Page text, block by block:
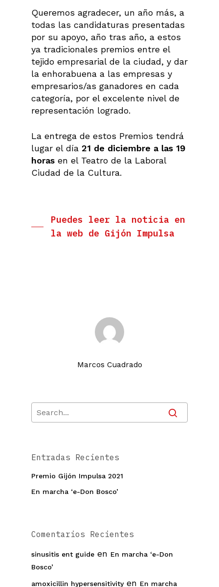
Queremos agradecer, un año más, a
todas las candidaturas presentadas
por su apoyo, año tras año, a estos
ya tradicionales premios entre el
tejido empresarial de la ciudad, y dar
la enhorabuena a las empresas y
empresarios/as ganadores en cada
categoría, por el excelente nivel de
representación logrado.
La entrega de estos Premios tendrá
lugar el día 21 de diciembre a las 19
horas en el Teatro de la Laboral
Ciudad de la Cultura.
Puedes leer la noticia en
la web de Gijón Impulsa
Marcos Cuadrado
Entradas Recientes
Premio Gijón Impulsa 2021
En marcha ‘e-Don Bosco’
Comentarios Recientes
sinusitis ent guide en En marcha ‘e-Don
Bosco’
amoxicillin hypersensitivityen En marcha